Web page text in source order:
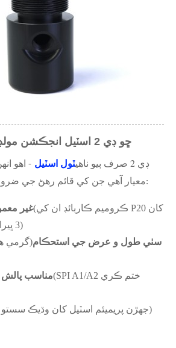
ڇو ڊي 2 اسٽيل انجڪشن مولڊ ٺاهڻ ۾ غالب آهي
ڊي 2 صرف ٻيو ناهي ٽول اسٽيل - اهو
معيار آهي جن کي قائم رهڻ جي ضرورت آهي. هتي ڇو آهي:
غير(ڪروميم ڪاربائڊ ان کي P20 کان
3 ڀيرا وڌيڪ سخت بڻائين ٿا)
سٺي طول و عرض جي استحڪام(گرمي
مناسب(SPI A1/A2 ختم ڪري
(H13 جهڙن پريميئم اسٽيل کان وڌيڪ سستو)